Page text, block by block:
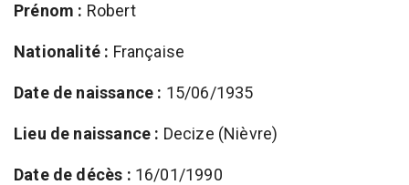
Prénom : Robert
Nationalité : Française
Date de naissance : 15/06/1935
Lieu de naissance : Decize (Nièvre)
Date de décès : 16/01/1990